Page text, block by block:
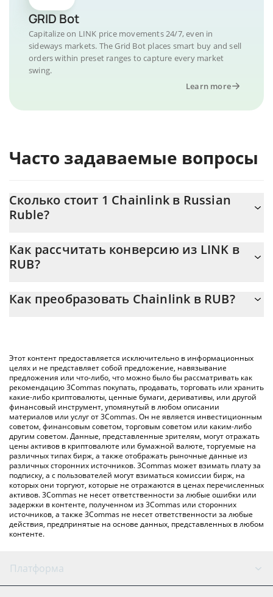
GRID Bot
Capitalize on LINK price movements 24/7, even in
sideways markets. The Grid Bot places smart buy and sell
orders within preset ranges to capture every market
swing.
Learn more
Часто задаваемые вопросы
Сколько стоит 1 Chainlink в Russian
Ruble?
На данный момент 1 Chainlink равно 669.96 {toSymbol
Как рассчитать конверсию из LINK в
RUB?
цену конвертации LINK в RUB, просто введя сумму Chainlink в
Вы также можете использовать приведенную выше таблицу
цен Chainlink, чтобы проверить последние цены на Chainlink
в основных фиатных и криптовалютах.
Как преобразовать Chainlink в RUB?
Этот контент предоставляется исключительно в информационных
целях и не представляет собой предложение, навязывание
предложения или что-либо, что можно было бы рассматривать как
рекомендацию 3Commas покупать, продавать, торговать или хранить
какие-либо криптовалюты, ценные бумаги, деривативы, или другой
финансовый инструмент, упомянутый в любом описании
материалов или услуг от 3Commas. Он не является инвестиционным
советом, финансовым советом, торговым советом или каким-либо
другим советом. Данные, представленные зрителям, могут отражать
цены активов в криптовалюте или бумажной валюте, торгуемые на
различных типах бирж, а также отображать рыночные данные из
различных сторонних источников. 3Commas может взимать плату за
подписку, а с пользователей могут взиматься комиссии бирж, на
которых они торгуют, которые не отражаются в ценах перечисленных
активов. 3Commas не несет ответственности за любые ошибки или
задержки в контенте, полученном из 3Commas или сторонних
источников, а также 3Commas не несет ответственности за любые
действия, предпринятые на основе данных, представленных в любом
контенте.
Платформа